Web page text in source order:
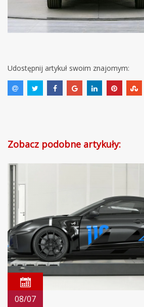
Udostępnij artykuł swoim znajomym:
Zobacz podobne artykuły:
08/07